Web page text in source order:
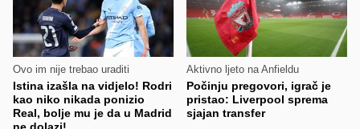
Ovo im nije trebao uraditi
Istina izašla na vidjelo! Rodri
kao niko nikada ponizio
Real, bolje mu je da u Madrid
Aktivno ljeto na Anfieldu
Počinju pregovori, igrač je
pristao: Liverpool sprema
sjajan transfer